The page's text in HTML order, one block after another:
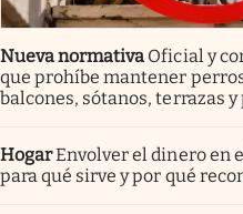
Nueva normativa Oficial y
que prohíbe mantener
balcones, sótanos, terrazas y
HogarEnvolver el dinero en
para qué sirve y por qué